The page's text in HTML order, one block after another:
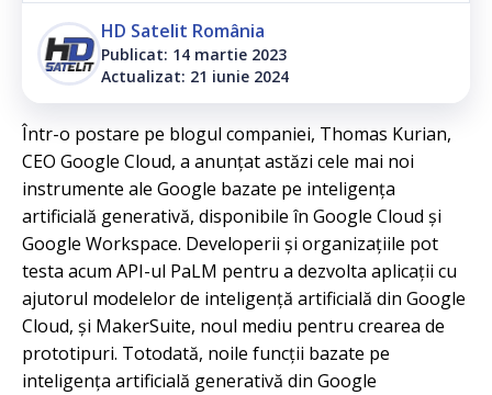
HD Satelit România
Publicat: 14 martie 2023
Actualizat: 21 iunie 2024
Într-o postare pe blogul companiei, Thomas Kurian,
CEO Google Cloud, a anunțat astăzi cele mai noi
instrumente ale Google bazate pe inteligența
artificială generativă, disponibile în Google Cloud și
Google Workspace. Developerii și organizațiile pot
testa acum API-ul PaLM pentru a dezvolta aplicații cu
ajutorul modelelor de inteligență artificială din Google
Cloud, și MakerSuite, noul mediu pentru crearea de
prototipuri. Totodată, noile funcții bazate pe
inteligența artificială generativă din Google